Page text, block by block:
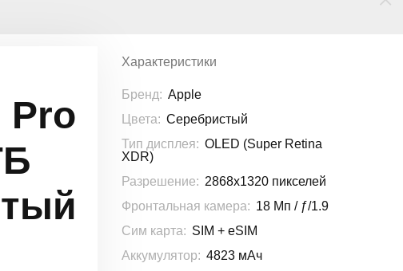
Pro
Характеристики
Бренд: Apple
Цвета: Серебристый
Тип дисплея: OLED (Super Retina
XDR)
Разрешение: 2868x1320 пикселей
Фронтальная камера: 18 Мп / ƒ/1.9
Сим карта: SIM + eSIM
Аккумулятор: 4823 мАч